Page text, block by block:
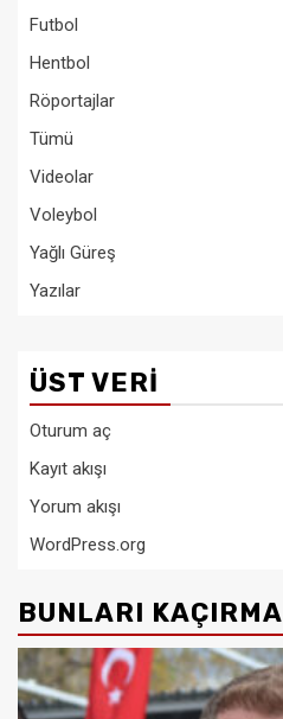
Futbol
Hentbol
Röportajlar
Tümü
Videolar
Voleybol
Yağlı Güreş
Yazılar
ÜST VERI
Oturum aç
Kayıt akışı
Yorum akışı
WordPress.org
BUNLARI KAÇIRMA